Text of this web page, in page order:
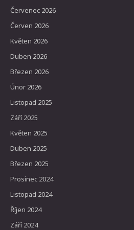
Červenec 2026
Červen 2026
Květen 2026
Duben 2026
Březen 2026
Únor 2026
Listopad 2025
Září 2025
Květen 2025
Duben 2025
Březen 2025
Prosinec 2024
Listopad 2024
Říjen 2024
Září 2024